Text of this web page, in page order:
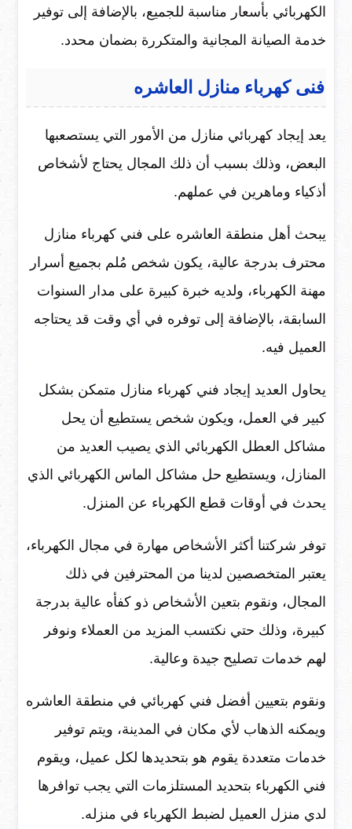
الكهربائي بأسعار مناسبة للجميع، بالإضافة إلى توفير
خدمة الصيانة المجانية والمتكررة بضمان محدد.
فنى كهرباء منازل العاشره
يعد إيجاد كهربائي منازل من الأمور التي يستصعبها
البعض، وذلك بسبب أن ذلك المجال يحتاج لأشخاص
أذكياء وماهرين في عملهم.
يبحث أهل منطقة العاشره على فني كهرباء منازل
محترف بدرجة عالية، يكون شخص مُلم بجميع أسرار
مهنة الكهرباء، ولديه خبرة كبيرة على مدار السنوات
السابقة، بالإضافة إلى توفره في أي وقت قد يحتاجه
العميل فيه.
يحاول العديد إيجاد فني كهرباء منازل متمكن بشكل
كبير في العمل، ويكون شخص يستطيع أن يحل
مشاكل العطل الكهربائي الذي يصيب العديد من
المنازل، ويستطيع حل مشاكل الماس الكهربائي الذي
يحدث في أوقات قطع الكهرباء عن المنزل.
توفر شركتنا أكثر الأشخاص مهارة في مجال الكهرباء،
يعتبر المتخصصين لدينا من المحترفين في ذلك
المجال، ونقوم بتعين الأشخاص ذو كفأه عالية بدرجة
كبيرة، وذلك حتي نكتسب المزيد من العملاء ونوفر
لهم خدمات تصليح جيدة وعالية.
ونقوم بتعيين أفضل فني كهربائي في منطقة العاشره
ويمكنه الذهاب لأي مكان في المدينة، ويتم توفير
خدمات متعددة يقوم هو بتحديدها لكل عميل، ويقوم
فني الكهرباء بتحديد المستلزمات التي يجب توافرها
لدي منزل العميل لضبط الكهرباء في منزله.